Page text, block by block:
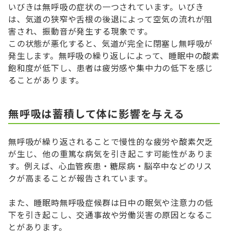
いびきは無呼吸の症状の一つされています。いびき
は、気道の狭窄や舌根の後退によって空気の流れが阻
害され、振動音が発生する現象です。
この状態が悪化すると、気道が完全に閉塞し無呼吸が
発生します。無呼吸の繰り返しによって、睡眠中の酸素
飽和度が低下し、患者は疲労感や集中力の低下を感じ
ることがあります。
無呼吸は蓄積して体に影響を与える
無呼吸が繰り返されることで慢性的な疲労や酸素欠乏
が生じ、他の重篤な病気を引き起こす可能性がありま
す。例えば、心血管疾患・糖尿病・脳卒中などのリス
クが高まることが報告されています。
また、睡眠時無呼吸症候群は日中の眠気や注意力の低
下を引き起こし、交通事故や労働災害の原因となるこ
とがあります。